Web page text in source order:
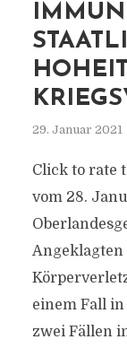
29. Januar 2021
Click to rate
vom 28.
einem Fall
zwei Fällen